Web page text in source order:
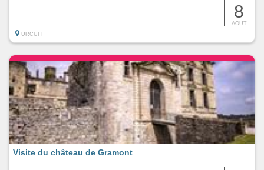
8
AOUT
URCUIT
Visite du château de Gramont